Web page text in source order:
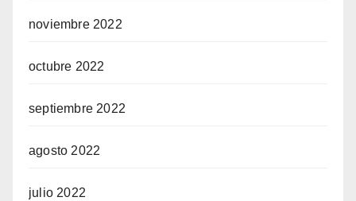
noviembre 2022
octubre 2022
septiembre 2022
agosto 2022
julio 2022